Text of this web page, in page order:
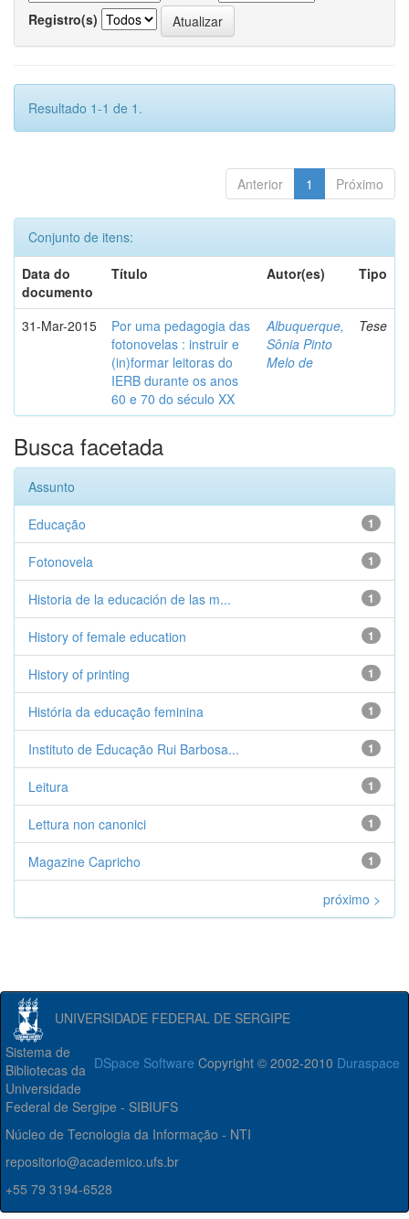
Registro(s)
Resultado 1-1 de 1.
Anterior 1 Próximo
Conjunto de itens:
Data do
documento
Título Autor(es) Tipo
31-Mar-2015
Por uma pedagogia das
fotonovelas : instruir e
(in)formar leitoras do
IERB durante os anos
60 e 70 do século XX
Albuquerque,
Sônia Pinto
Melo de
Tese
Busca facetada
Assunto
1
Educação
1
Fotonovela
1
Historia de la educación de las m...
1
History of female education
1
History of printing
1
História da educação feminina
1
Instituto de Educação Rui Barbosa...
1
Leitura
1
Lettura non canonici
1
Magazine Capricho
próximo >
UNIVERSIDADE FEDERAL DE SERGIPE
DSpace Software Copyright © 2002-2010 Duraspace
Sistema de
Bibliotecas da
Universidade
Federal de Sergipe - SIBIUFS
Núcleo de Tecnologia da Informação - NTI
repositorio@academico.ufs.br
+55 79 3194-6528